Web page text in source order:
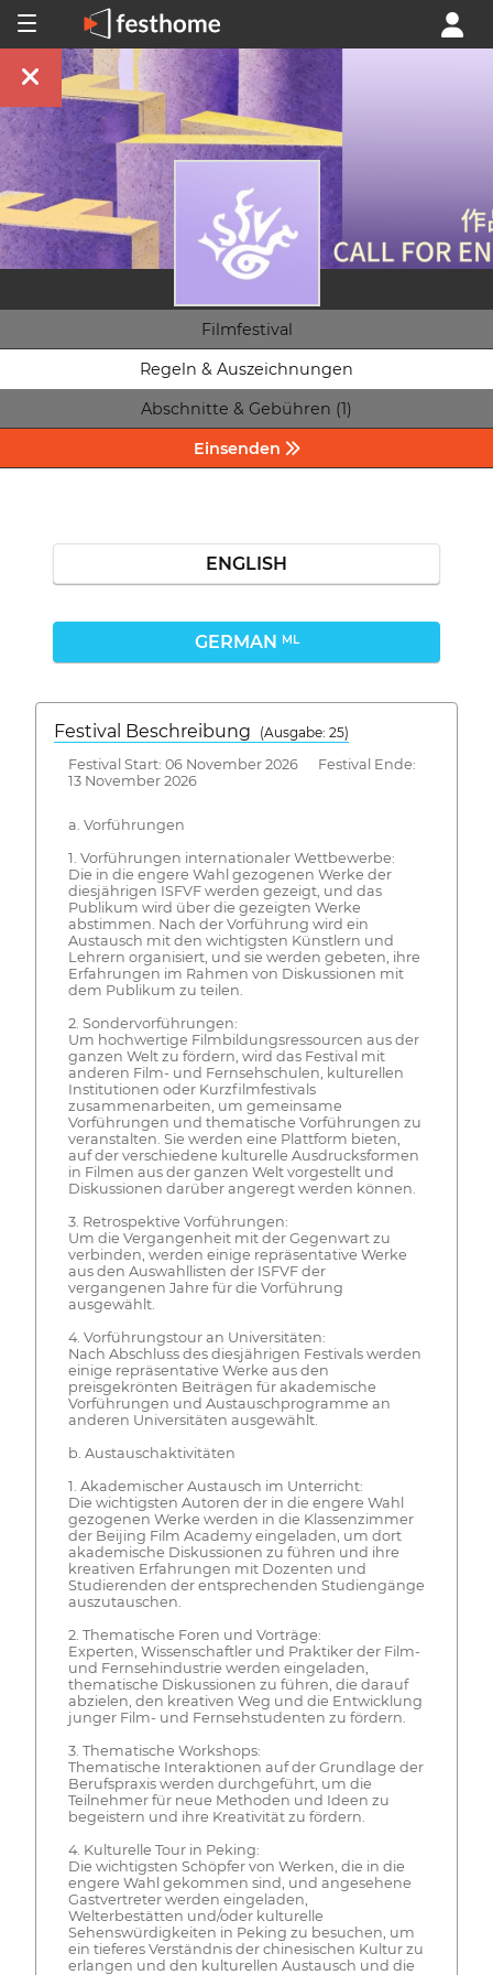
Filmfestival
Regeln & Auszeichnungen
Abschnitte & Gebühren (1)
Einsenden
ENGLISH
GERMAN ML
Festival Beschreibung
(Ausgabe: 25)
Festival Start: 06 November 2026 Festival Ende:
13 November 2026
a. Vorführungen
1. Vorführungen internationaler Wettbewerbe:
Die in die engere Wahl gezogenen Werke der
diesjährigen ISFVF werden gezeigt, und das
Publikum wird über die gezeigten Werke
abstimmen. Nach der Vorführung wird ein
Austausch mit den wichtigsten Künstlern und
Lehrern organisiert, und sie werden gebeten, ihre
Erfahrungen im Rahmen von Diskussionen mit
dem Publikum zu teilen.
2. Sondervorführungen:
Um hochwertige Filmbildungsressourcen aus der
ganzen Welt zu fördern, wird das Festival mit
anderen Film- und Fernsehschulen, kulturellen
Institutionen oder Kurzfilmfestivals
zusammenarbeiten, um gemeinsame
Vorführungen und thematische Vorführungen zu
veranstalten. Sie werden eine Plattform bieten,
auf der verschiedene kulturelle Ausdrucksformen
in Filmen aus der ganzen Welt vorgestellt und
Diskussionen darüber angeregt werden können.
3. Retrospektive Vorführungen:
Um die Vergangenheit mit der Gegenwart zu
verbinden, werden einige repräsentative Werke
aus den Auswahllisten der ISFVF der
vergangenen Jahre für die Vorführung
ausgewählt.
4. Vorführungstour an Universitäten:
Nach Abschluss des diesjährigen Festivals werden
einige repräsentative Werke aus den
preisgekrönten Beiträgen für akademische
Vorführungen und Austauschprogramme an
anderen Universitäten ausgewählt.
b. Austauschaktivitäten
1. Akademischer Austausch im Unterricht:
Die wichtigsten Autoren der in die engere Wahl
gezogenen Werke werden in die Klassenzimmer
der Beijing Film Academy eingeladen, um dort
akademische Diskussionen zu führen und ihre
kreativen Erfahrungen mit Dozenten und
Studierenden der entsprechenden Studiengänge
auszutauschen.
2. Thematische Foren und Vorträge:
Experten, Wissenschaftler und Praktiker der Film-
und Fernsehindustrie werden eingeladen,
thematische Diskussionen zu führen, die darauf
abzielen, den kreativen Weg und die Entwicklung
junger Film- und Fernsehstudenten zu fördern.
3. Thematische Workshops:
Thematische Interaktionen auf der Grundlage der
Berufspraxis werden durchgeführt, um die
Teilnehmer für neue Methoden und Ideen zu
begeistern und ihre Kreativität zu fördern.
4. Kulturelle Tour in Peking:
Die wichtigsten Schöpfer von Werken, die in die
engere Wahl gekommen sind, und angesehene
Gastvertreter werden eingeladen,
Welterbestätten und/oder kulturelle
Sehenswürdigkeiten in Peking zu besuchen, um
ein tieferes Verständnis der chinesischen Kultur zu
erlangen und den kulturellen Austausch und die